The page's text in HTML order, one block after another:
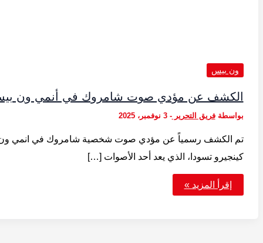
ون بيس
الكشف عن مؤدي صوت شامروك في أنمي ون
بواسطة فريق التحرير-3 نوفمبر، 2025
تم الكشف رسمياً عن مؤدي صوت شخصية شامروك في انمي ون
كينجيرو تسودا، الذي يعد أحد الأصوات […]
الكشف
عن
مؤدي
إقرأ المزيد »